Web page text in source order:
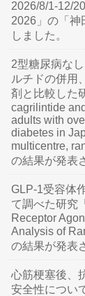
2026/8/1-12/
2026」の「神
しました。
2型糖尿病な
ルチドの併用
剤と比較した
cagrilintide
adults with
diabetes in
multicentre,
の結果が発表
GLP-1受容体
て調べた研究
Receptor
Analysis of
の結果が発表
心筋梗塞後、
安全性につい